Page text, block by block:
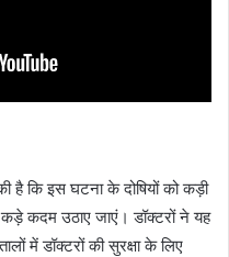
है कि इस घटना के दोषियों को कड़ी
कड़े कदम उठाए जाएं। डॉक्टरों ने यह
में डॉक्टरों की सुरक्षा के लिए